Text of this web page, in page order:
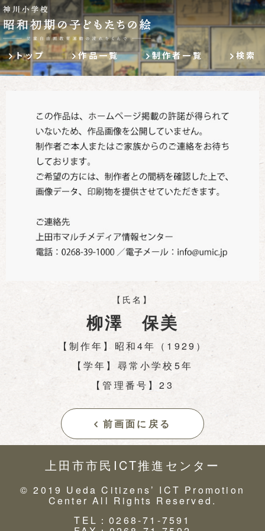
トップ 作品一覧 制作者一覧 検索
【氏名】
柳澤 保美
【制作年】昭和4年（1929）
【学年】尋常小学校5年
【管理番号】23
前画面に戻る
上田市市民ICT推進センター
© 2019 Ueda Citizens’ ICT Promotion
Center All Rights Reserved.
TEL：0268-71-7591